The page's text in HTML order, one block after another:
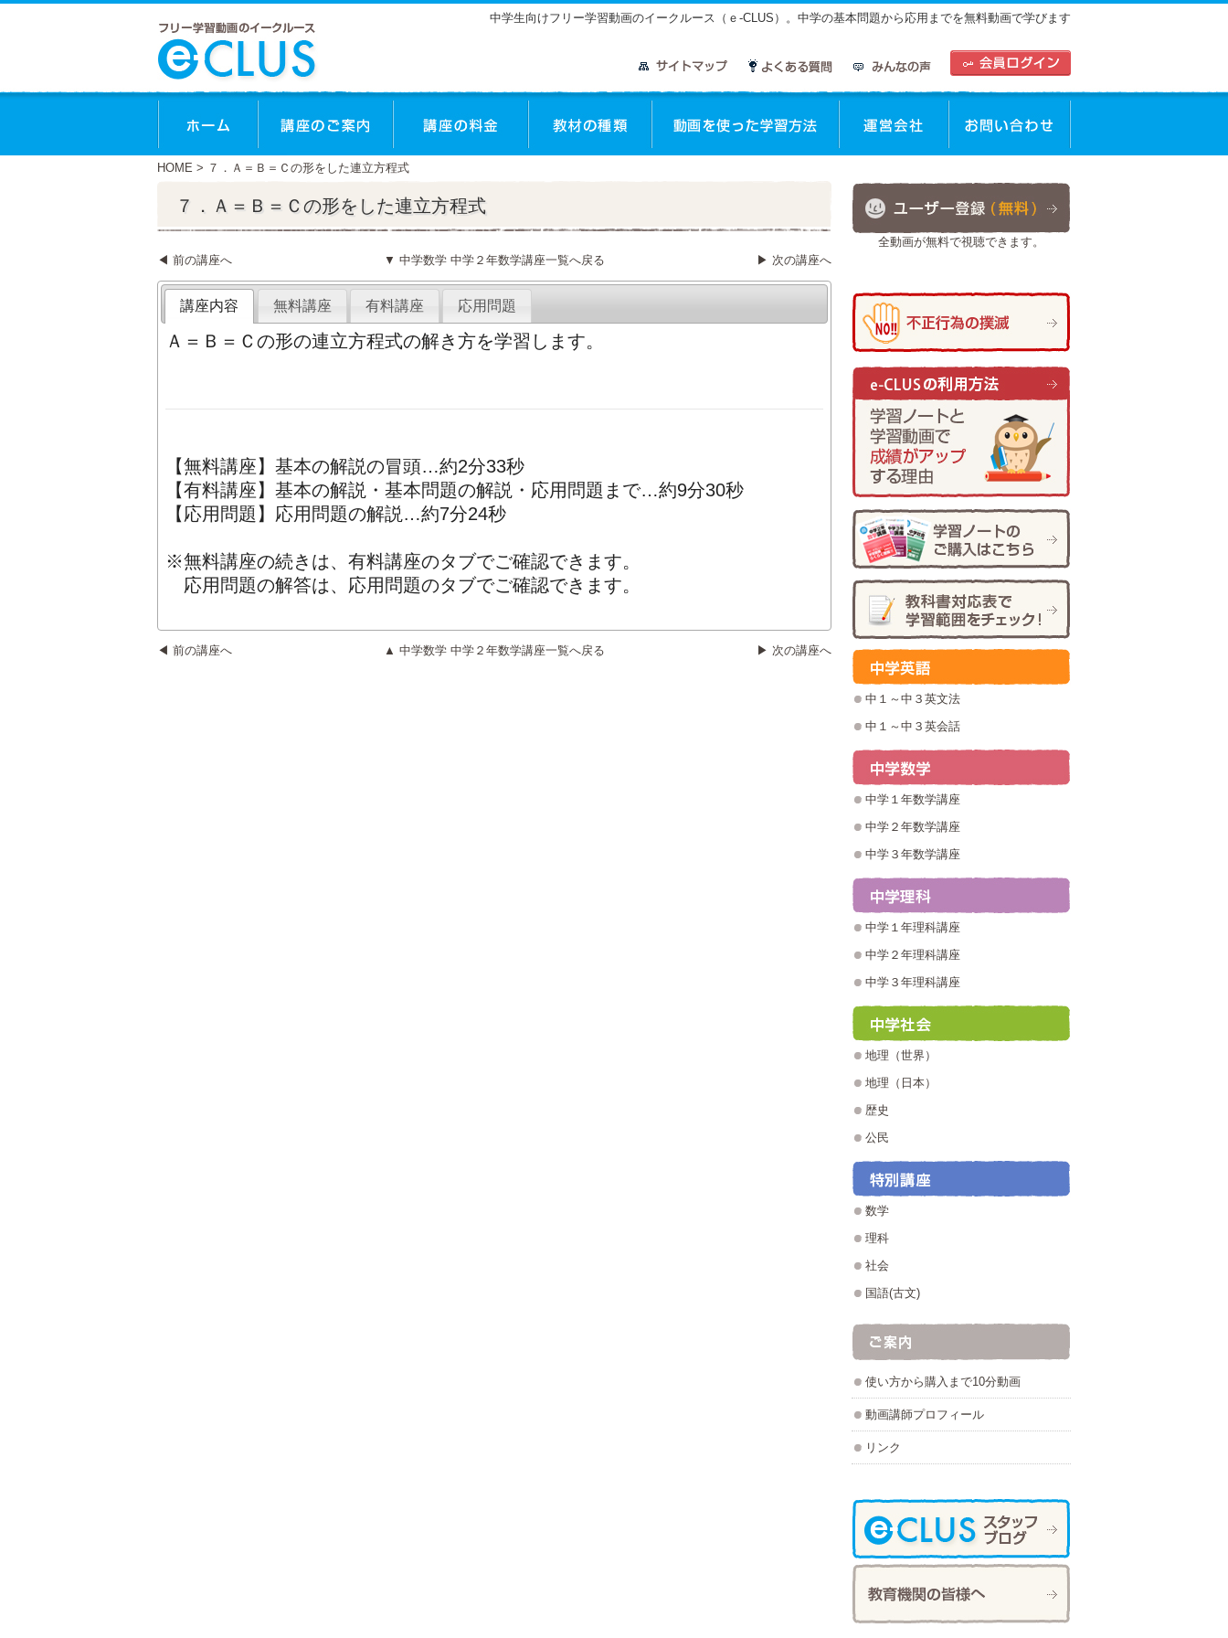
中学生向けフリー学習動画のイークルース（ｅ-CLUS）。中学の基本問題から応用までを無料動画で学びます
HOME > ７．Ａ＝Ｂ＝Ｃの形をした連立方程式
７．Ａ＝Ｂ＝Ｃの形をした連立方程式
◀ 前の講座へ ▼ 中学数学 中学２年数学講座一覧へ戻る ▶ 次の講座へ
講座内容 無料講座 有料講座 応用問題
Ａ＝Ｂ＝Ｃの形の連立方程式の解き方を学習します。
【無料講座】基本の解説の冒頭…約2分33秒
【有料講座】基本の解説・基本問題の解説・応用問題まで…約9分30秒
【応用問題】応用問題の解説…約7分24秒
※無料講座の続きは、有料講座のタブでご確認できます。
応用問題の解答は、応用問題のタブでご確認できます。
◀ 前の講座へ ▲ 中学数学 中学２年数学講座一覧へ戻る ▶ 次の講座へ
全動画が無料で視聴できます。
中１～中３英文法
中１～中３英会話
中学１年数学講座
中学２年数学講座
中学３年数学講座
中学１年理科講座
中学２年理科講座
中学３年理科講座
地理（世界）
地理（日本）
歴史
公民
数学
理科
社会
国語(古文)
使い方から購入まで10分動画
動画講師プロフィール
リンク